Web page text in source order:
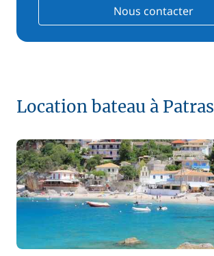
Nous contacter
Location bateau à Patras